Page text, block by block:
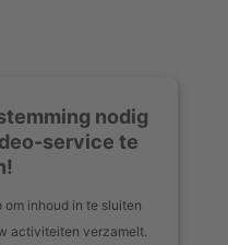
nodig
service te
om inhoud in te sluiten
activiteiten verzamelt.